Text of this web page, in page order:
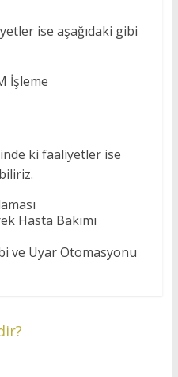
ise aşağıdaki gibi
İşleme
ki faaliyetler ise
Hasta Bakımı
ve Uyar Otomasyonu